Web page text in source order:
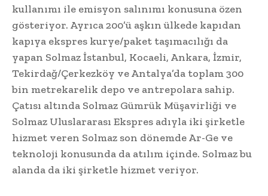
kullanımı ile emisyon salınımı konusuna özen
gösteriyor. Ayrıca 200’ü aşkın ülkede kapıdan
kapıya ekspres kurye/paket taşımacılığı da
yapan Solmaz İstanbul, Kocaeli, Ankara, İzmir,
Tekirdağ/Çerkezköy ve Antalya’da toplam 300
bin metrekarelik depo ve antrepolara sahip.
Çatısı altında Solmaz Gümrük Müşavirliği ve
Solmaz Uluslararası Ekspres adıyla iki şirketle
hizmet veren Solmaz son dönemde Ar-Ge ve
teknoloji konusunda da atılım içinde. Solmaz bu
alanda da iki şirketle hizmet veriyor.